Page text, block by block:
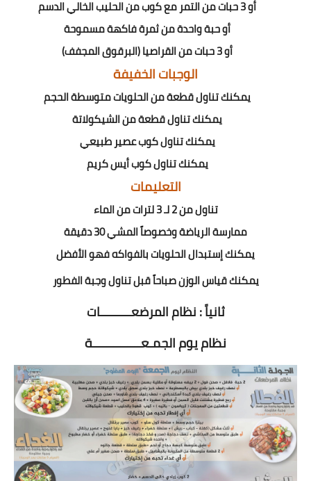
أو 3 حبات من التمر مع كوب من الحليب الخالي الدسم
أو حبة واحدة من ثمرة فاكهة مسموحة
أو 3 حبات من القراصيا (البرقوق المجفف)
الوجبات الخفيفة
يمكنك تناول قطعة من الحلويات متوسطة الحجم
يمكنك تناول قطعة من الشيكولاتة
يمكنك تناول كوب عصير طبيعي
يمكنك تناول كوب أيس كريم
التعليمات
تناول من 2 لـ 3 لترات من الماء
ممارسة الرياضة وخصوصاً المشي 30 دقيقة
يمكنك إستبدال الحلويات بالفواكه فهو الأفضل
يمكنك قياس الوزن صباحاً قبل تناول وجبة الفطور
ثانياً : نظام المرضعـــــــــات
نظام يوم الجمـعــــــــــــــة